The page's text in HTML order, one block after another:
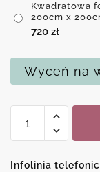
Kwadratowa
200cm x
720 zł
Wyceń na
Kwadratowa
-Infolinia